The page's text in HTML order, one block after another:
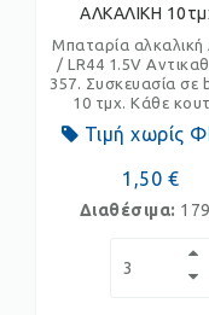
ΑΛΚΑΛΙΚΗ
Μπαταρία αλκαλική
/ LR44 1.5V
357. Συσκευασία σε
10 τμχ. Κάθε
Τιμή χωρίς
1,50 €
Διαθέσιμα: